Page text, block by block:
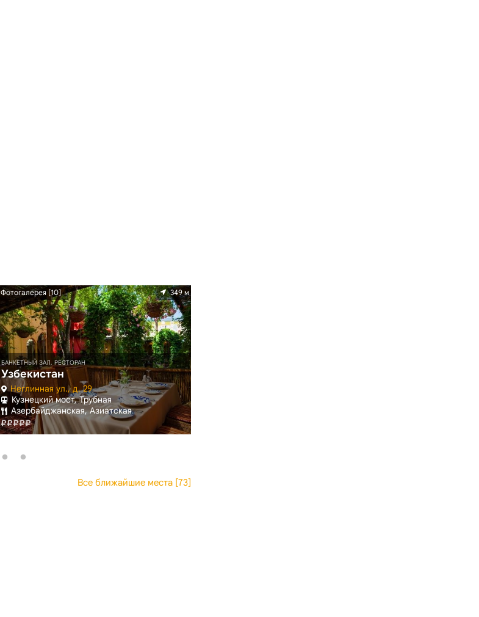
Фотогалерея [10] 349 м
БАНКЕТНЫЙ ЗАЛ, РЕСТОРАН
Узбекистан
Неглинная ул., д. 29
Кузнецкий мост, Трубная
Азербайджанская, Азиатская
Все ближайшие места [73]